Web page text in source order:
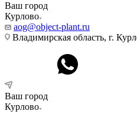
Ваш город
Курлово
aog@object-plant.ru
Владимирская область, г.
Ваш город
Курлово